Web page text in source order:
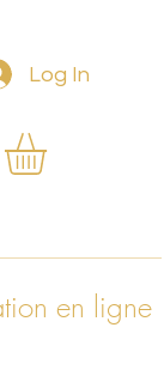
Log In
en ligne